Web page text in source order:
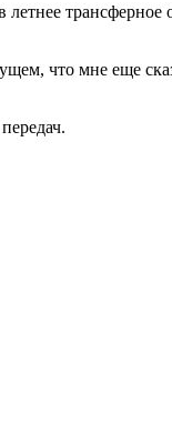
летнее
что мне еще